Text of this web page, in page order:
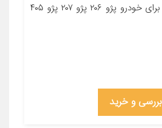
جنس ویسکوز مناسب برای خودرو پژو ۲۰۶ پژو ۲۰۷ پژو ۴۰۵
بررسی و خرید